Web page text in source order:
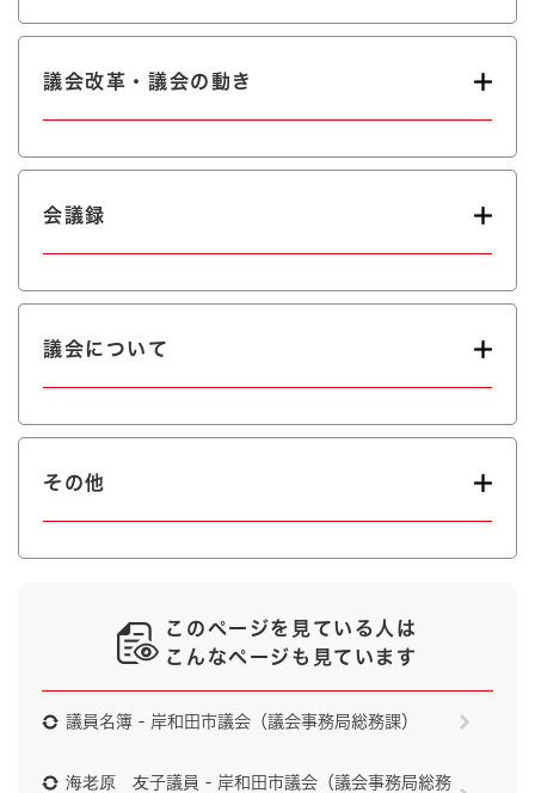
議会改革・議会の動き
会議録
議会について
その他
このページを見ている人は
こんなページも見ています
議員名簿 - 岸和田市議会（議会事務局総務課）
海老原 友子議員 - 岸和田市議会（議会事務局総務